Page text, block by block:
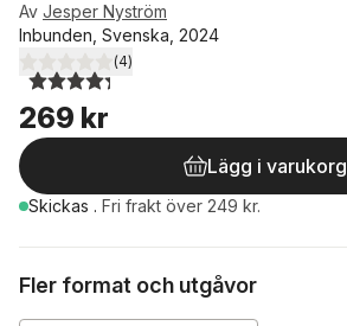
Av Jesper Nyström
Inbunden, Svenska, 2024
4,3utav 5 stjärnor. Totalt antal röster:
(4)
269 kr
Lägg i varukorg
Skickas . Fri frakt över 249 kr.
Fler format och utgåvor